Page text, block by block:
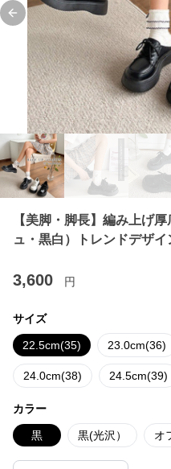
Previous slide
【美脚・脚長】編み上げ
ュ・黒白）トレンドデザイ
3,600 円
サイズ
22.5cm(35) 23.0cm(36)
24.0cm(38) 24.5cm(39)
カラー
黒 黒(光沢） オ